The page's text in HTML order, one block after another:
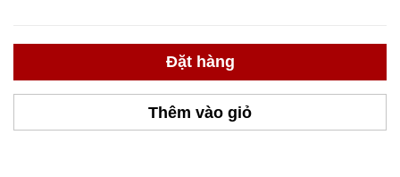
Đặt hàng
Thêm vào giỏ